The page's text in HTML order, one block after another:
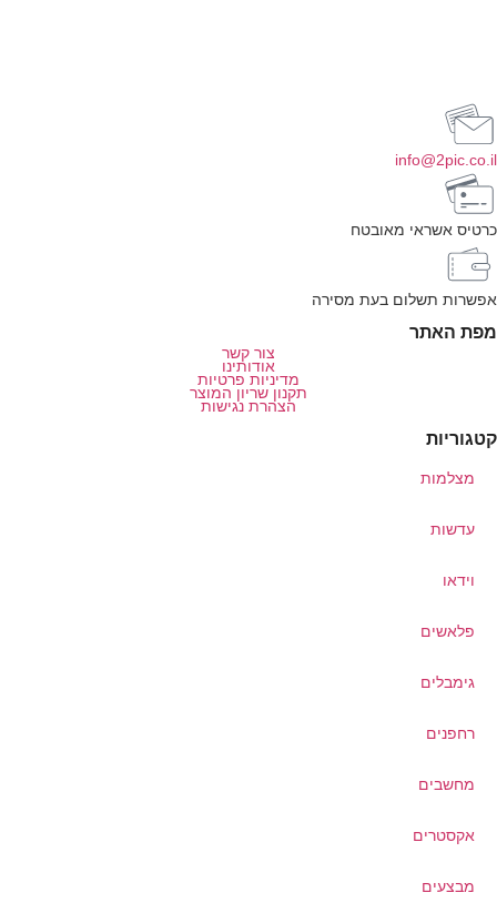
אשראי מאובטח
תשלום בעת מסירה
האתר
צור קשר
אודותינו
מדיניות פרטיות
תקנון שריון המוצר
הצהרת נגישות
מצלמות
עדשות
וידאו
פלאשים
גימבלים
רחפנים
מחשבים
אקסטרים
מבצעים